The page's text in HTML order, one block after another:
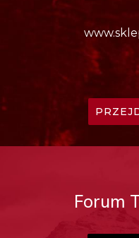
Forum